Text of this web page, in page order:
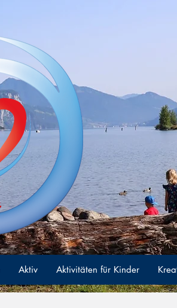
Aktiv Aktivitäten für Kinder